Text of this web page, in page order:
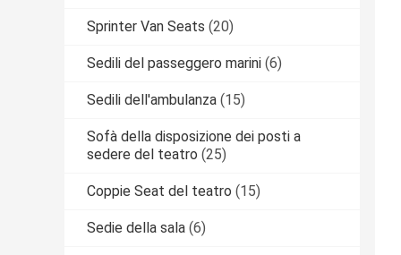
Sprinter Van Seats (20)
Sedili del passeggero marini (6)
Sedili dell'ambulanza (15)
Sofà della disposizione dei posti a
sedere del teatro (25)
Coppie Seat del teatro (15)
Sedie della sala (6)